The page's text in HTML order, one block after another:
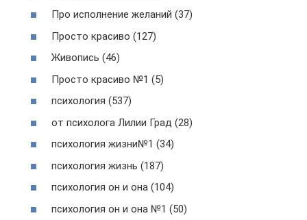
Про исполнение желаний (37)
Просто красиво (127)
Живопись (46)
Просто красиво №1 (5)
психология (537)
от психолога Лилии Град (28)
психология жизни№1 (34)
психология жизнь (187)
психология он и она (104)
психология он и она №1 (50)